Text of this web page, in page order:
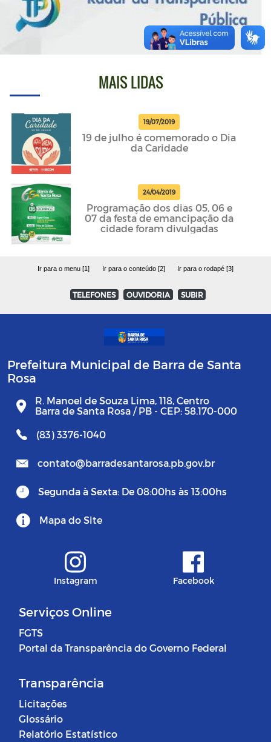
MAIS LIDAS
19/07/2019
19 de julho é comemorado o Dia
da Caridade
24/04/2019
Programação dos dias 05, 06 e
07 da festa de emancipação da
cidade foram divulgadas
Ir para o menu [1] Ir para o conteúdo [2] Ir para o rodapé [3]
TELEFONES OUVIDORIA SUBIR
Prefeitura Municipal de Barra de Santa
Rosa
R. Manoel de Souza Lima, 118, Centro
Barra de Santa Rosa / PB - CEP: 58.170-000
(83) 3376-1040
contato@barradesantarosa.pb.gov.br
Segunda à Sexta: De 08:00hs às 13:00hs
Mapa do Site
Instagram Facebook
Serviços Online
FGTS
Portal da Transparência do Governo Federal
Transparência
Licitações
Glossário
Relatório Estatístico